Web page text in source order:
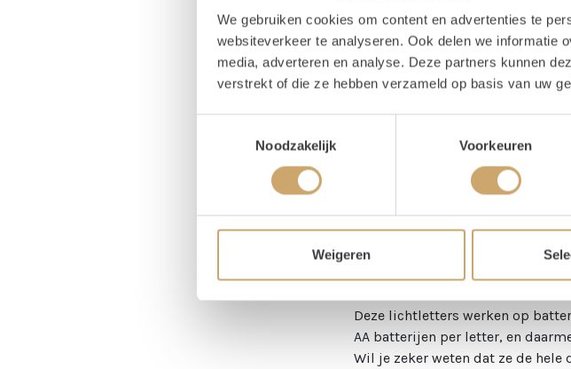
We gebruiken cookies om content en advertenties te
websiteverkeer te analyseren. Ook delen we informatie
media, adverteren en analyse. Deze partners kunnen
verstrekt of die ze hebben verzameld op basis van uw
Noodzakelijk
Voorkeuren
Weigeren
Omschrijving
Houten Licht
Wij ❤️ lichtletters! Wij gebruiken
we, want de houten lichtletters
op een romantische of rustieke
een leuk en gezellig effect.
Deze lichtletters werken op
AA batterijen per letter, en
Wil je zeker weten dat ze de hele